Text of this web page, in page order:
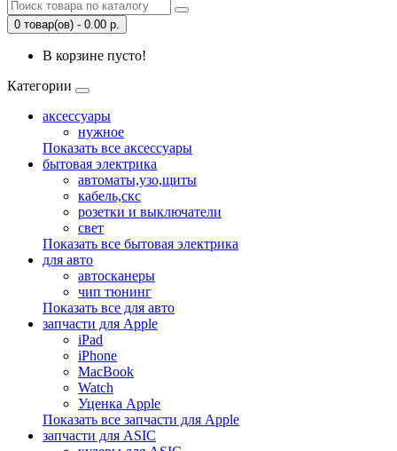
0 товар(ов) - 0.00 р.
В корзине пусто!
Категории
аксессуары
нужное
Показать все аксессуары
бытовая электрика
автоматы,узо,щиты
кабель,скс
розетки и выключатели
свет
Показать все бытовая электрика
для авто
автосканеры
чип тюнинг
Показать все для авто
запчасти для Apple
iPad
iPhone
MacBook
Watch
Уценка Apple
Показать все запчасти для Apple
запчасти для ASIC